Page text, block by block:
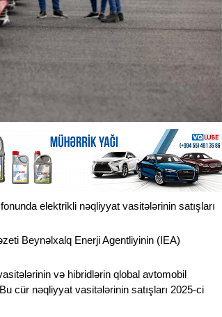
elektrikli nəqliyyat vasitələrinin satışları
Beynəlxalq Enerji Agentliyinin (IEA)
və hibridlərin qlobal avtomobil
cür nəqliyyat vasitələrinin satışları 2025-ci